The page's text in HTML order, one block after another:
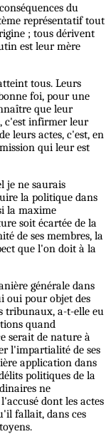
du
représentatif tout
; tous dérivent
est leur mère
tous. Leurs
foi, pour une
que leur
c'est infirmer leur
leurs actes, c'est, en
qui leur est
je ne saurais
la politique dans
la maxime
soit écartée de la
de ses membres, la
que l'on doit à la
générale dans
oui pour objet des
tribunaux, a-t-elle eu
quand
serait de nature à
l'impartialité de ses
application dans
politiques de la
ne
dont les actes
fallait, dans ces